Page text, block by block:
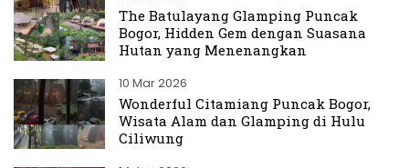
The Batulayang Glamping Puncak
Bogor, Hidden Gem dengan Suasana
Hutan yang Menenangkan
10 Mar 2026
Wonderful Citamiang Puncak Bogor,
Wisata Alam dan Glamping di Hulu
Ciliwung